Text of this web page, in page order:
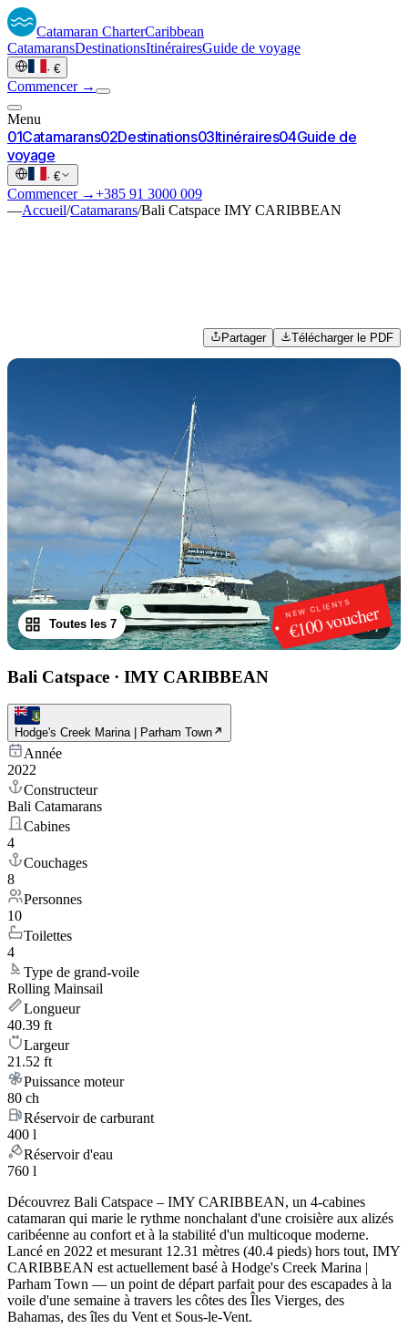
Catamaran CharterCaribbean
CatamaransDestinationsItinérairesGuide de voyage
· €
Commencer →
Menu
01Catamarans02Destinations03Itinéraires04Guide de
voyage
· €
Commencer →+385 91 3000 009
—Accueil/Catamarans/Bali Catspace IMY CARIBBEAN
Partager Télécharger le PDF
NEW CLIENTS
€100 voucher
1 /7
Toutes les 7
Bali Catspace · IMY CARIBBEAN
Hodge's Creek Marina | Parham Town
Année
2022
Constructeur
Bali Catamarans
Cabines
4
Couchages
8
Personnes
10
Toilettes
4
Type de grand-voile
Rolling Mainsail
Longueur
40.39 ft
Largeur
21.52 ft
Puissance moteur
80 ch
Réservoir de carburant
400 l
Réservoir d'eau
760 l
Découvrez Bali Catspace – IMY CARIBBEAN, un 4-cabines
catamaran qui marie le rythme nonchalant d'une croisière aux alizés
caribéenne au confort et à la stabilité d'un multicoque moderne.
Lancé en 2022 et mesurant 12.31 mètres (40.4 pieds) hors tout, IMY
CARIBBEAN est actuellement basé à Hodge's Creek Marina |
Parham Town — un point de départ parfait pour des escapades à la
voile d'une semaine à travers les côtes des Îles Vierges, des
Bahamas, des îles du Vent et Sous-le-Vent.